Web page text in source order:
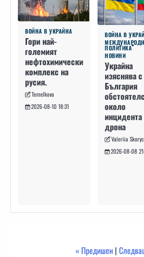
ВОЙНА В УКРАЙНА
Гори най-
големият
нефтохимически
комплекс на
русия.
Temelkova
2026-08-10 18:31
ВОЙНА В
ПОЛИТИКА
НОВИНИ
Украйна
изяснява с
България
около
инцидента
дрона
Valeriia
2026-08-08
« Предишен |